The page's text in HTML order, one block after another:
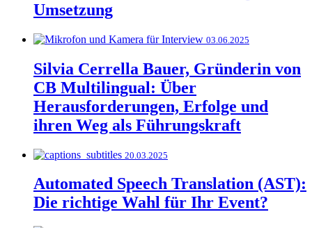
Umsetzung
03.06.2025
Silvia Cerrella Bauer, Gründerin von
CB Multilingual: Über
Herausforderungen, Erfolge und
ihren Weg als Führungskraft
20.03.2025
Automated Speech Translation (AST):
Die richtige Wahl für Ihr Event?